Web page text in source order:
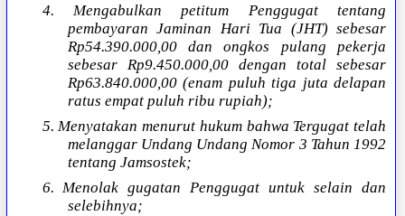
4. Mengabulkan petitum Penggugat tentang
pembayaran Jaminan Hari Tua (JHT) sebesar
Rp54.390.000,00 dan ongkos pulang pekerja
sebesar Rp9.450.000,00 dengan total sebesar
Rp63.840.000,00 (enam puluh tiga juta delapan
ratus empat puluh ribu rupiah);
5. Menyatakan menurut hukum bahwa Tergugat telah
melanggar Undang Undang Nomor 3 Tahun 1992
tentang Jamsostek;
6. Menolak gugatan Penggugat untuk selain dan
selebihnya;